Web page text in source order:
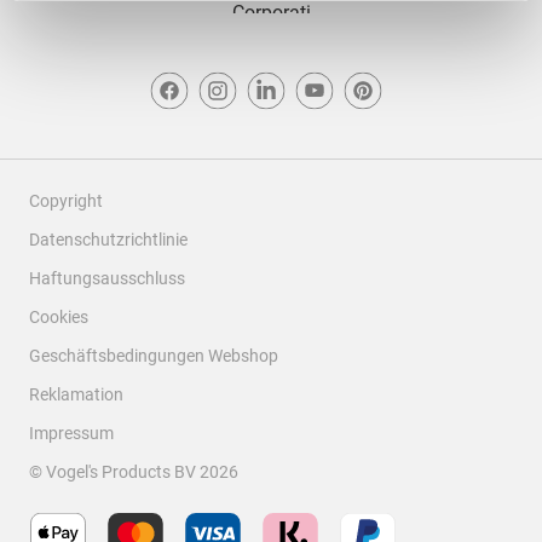
Copyright
Datenschutzrichtlinie
Haftungsausschluss
Cookies
Geschäftsbedingungen Webshop
Reklamation
Impressum
© Vogel's Products BV2026